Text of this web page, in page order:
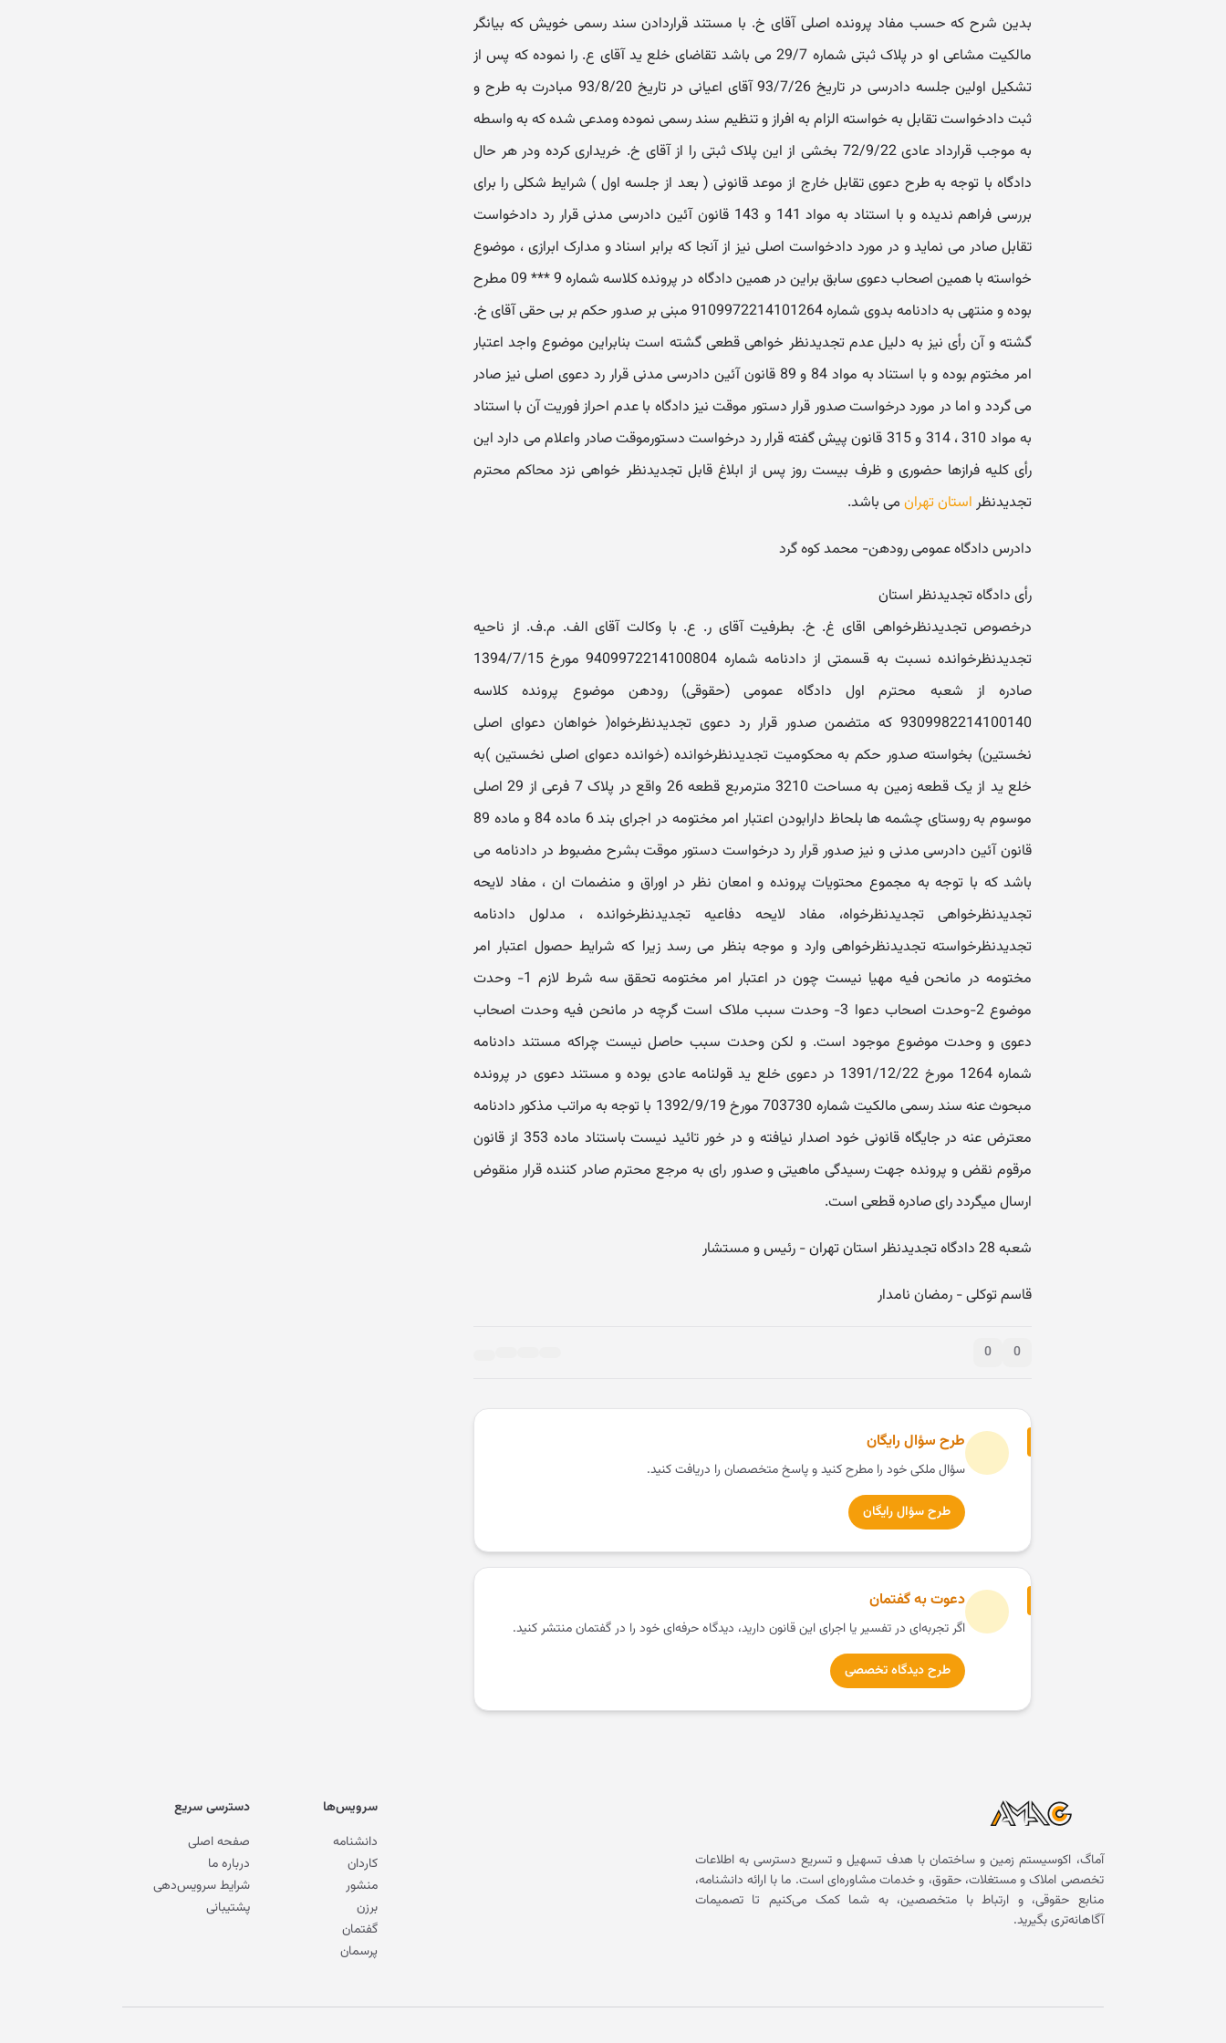
بدین شرح که حسب مفاد پرونده اصلی آقای خ. با مستند قراردادن سند رسمی خویش که بیانگر
مالکیت مشاعی او در پلاک ثبتی شماره 29/7 می باشد تقاضای خلع ید آقای ع. را نموده که پس از
تشکیل اولین جلسه دادرسی در تاریخ 93/7/26 آقای اعیانی در تاریخ 93/8/20 مبادرت به طرح و
ثبت دادخواست تقابل به خواسته الزام به افراز و تنظیم سند رسمی نموده ومدعی شده که به واسطه
به موجب قرارداد عادی 72/9/22 بخشی از این پلاک ثبتی را از آقای خ. خریداری کرده ودر هر حال
دادگاه با توجه به طرح دعوی تقابل خارج از موعد قانونی ( بعد از جلسه اول ) شرایط شکلی را برای
بررسی فراهم ندیده و با استناد به مواد 141 و 143 قانون آئین دادرسی مدنی قرار رد دادخواست
تقابل صادر می نماید و در مورد دادخواست اصلی نیز از آنجا که برابر اسناد و مدارک ابرازی ، موضوع
خواسته با همین اصحاب دعوی سابق براین در همین دادگاه در پرونده کلاسه شماره 9 *** 09 مطرح
بوده و منتهی به دادنامه بدوی شماره 9109972214101264 مبنی بر صدور حکم بر بی حقی آقای خ.
گشته و آن رأی نیز به دلیل عدم تجدیدنظر خواهی قطعی گشته است بنابراین موضوع واجد اعتبار
امر مختوم بوده و با استناد به مواد 84 و 89 قانون آئین دادرسی مدنی قرار رد دعوی اصلی نیز صادر
می گردد و اما در مورد درخواست صدور قرار دستور موقت نیز دادگاه با عدم احراز فوریت آن با استناد
به مواد 310 ، 314 و 315 قانون پیش گفته قرار رد درخواست دستورموقت صادر واعلام می دارد این
رأی کلیه فرازها حضوری و ظرف بیست روز پس از ابلاغ قابل تجدیدنظر خواهی نزد محاکم محترم
تجدیدنظر استان تهرانمی باشد.
دادرس دادگاه عمومی رودهن- محمد کوه گرد
رأی دادگاه تجدیدنظر استان
درخصوص تجدیدنظرخواهی اقای غ. خ. بطرفیت آقای ر. ع. با وکالت آقای الف. م.ف. از ناحیه
تجدیدنظرخوانده نسبت به قسمتی از دادنامه شماره 9409972214100804 مورخ 1394/7/15
صادره از شعبه محترم اول دادگاه عمومی (حقوقی) رودهن موضوع پرونده کلاسه
9309982214100140 که متضمن صدور قرار رد دعوی تجدیدنظرخواه( خواهان دعوای اصلی
نخستین) بخواسته صدور حکم به محکومیت تجدیدنظرخوانده (خوانده دعوای اصلی نخستین )به
خلع ید از یک قطعه زمین به مساحت 3210 مترمربع قطعه 26 واقع در پلاک 7 فرعی از 29 اصلی
موسوم به روستای چشمه ها بلحاظ دارابودن اعتبار امر مختومه در اجرای بند 6 ماده 84 و ماده 89
قانون آئین دادرسی مدنی و نیز صدور قرار رد درخواست دستور موقت بشرح مضبوط در دادنامه می
باشد که با توجه به مجموع محتویات پرونده و امعان نظر در اوراق و منضمات ان ، مفاد لایحه
تجدیدنظرخواهی تجدیدنظرخواه، مفاد لایحه دفاعیه تجدیدنظرخوانده ، مدلول دادنامه
تجدیدنظرخواسته تجدیدنظرخواهی وارد و موجه بنظر می رسد زیرا که شرایط حصول اعتبار امر
مختومه در مانحن فیه مهیا نیست چون در اعتبار امر مختومه تحقق سه شرط لازم 1- وحدت
موضوع 2-وحدت اصحاب دعوا 3- وحدت سبب ملاک است گرچه در مانحن فیه وحدت اصحاب
دعوی و وحدت موضوع موجود است. و لکن وحدت سبب حاصل نیست چراکه مستند دادنامه
شماره 1264 مورخ 1391/12/22 در دعوی خلع ید قولنامه عادی بوده و مستند دعوی در پرونده
مبحوث عنه سند رسمی مالکیت شماره 703730 مورخ 1392/9/19 با توجه به مراتب مذکور دادنامه
معترض عنه در جایگاه قانونی خود اصدار نیافته و در خور تائید نیست باستناد ماده 353 از قانون
مرقوم نقض و پرونده جهت رسیدگی ماهیتی و صدور رای به مرجع محترم صادر کننده قرار منقوض
ارسال میگردد رای صادره قطعی است.
شعبه 28 دادگاه تجدیدنظر استان تهران - رئیس و مستشار
قاسم توکلی - رمضان نامدار
0
0
طرح سؤال رایگان
سؤال ملکی خود را مطرح کنید و پاسخ متخصصان را دریافت کنید.
طرح سؤال رایگان
دعوت به گفتمان
اگر تجربه‌ای در تفسیر یا اجرای این قانون دارید، دیدگاه حرفه‌ای خود را در گفتمان منتشر کنید.
طرح دیدگاه تخصصی
آماگ، اکوسیستم زمین و ساختمان با هدف تسهیل و تسریع دسترسی به اطلاعات
تخصصی املاک و مستغلات، حقوق، و خدمات مشاوره‌ای است. ما با ارائه دانشنامه،
منابع حقوقی، و ارتباط با متخصصین، به شما کمک می‌کنیم تا تصمیمات
آگاهانه‌تری بگیرید.
سرویس‌ها
دانشنامه
کاردان
منشور
برزن
گفتمان
پرسمان
دسترسی سریع
صفحه اصلی
درباره ما
شرایط سرویس‌دهی
پشتیبانی